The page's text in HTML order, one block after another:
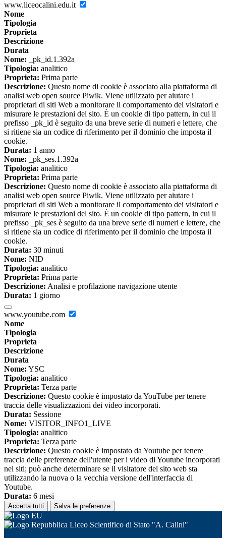
www.liceocalini.edu.it
Nome
Tipologia
Proprieta
Descrizione
Durata
Nome: _pk_id.1.392a
Tipologia: analitico
Proprieta: Prima parte
Descrizione: Questo nome di cookie è associato alla piattaforma di
analisi web open source Piwik. Viene utilizzato per aiutare i
proprietari di siti Web a monitorare il comportamento dei visitatori e
misurare le prestazioni del sito. È un cookie di tipo pattern, in cui il
prefisso _pk_id è seguito da una breve serie di numeri e lettere, che
si ritiene sia un codice di riferimento per il dominio che imposta il
cookie.
Durata: 1 anno
Nome: _pk_ses.1.392a
Tipologia: analitico
Proprieta: Prima parte
Descrizione: Questo nome di cookie è associato alla piattaforma di
analisi web open source Piwik. Viene utilizzato per aiutare i
proprietari di siti Web a monitorare il comportamento dei visitatori e
misurare le prestazioni del sito. È un cookie di tipo pattern, in cui il
prefisso _pk_ses è seguito da una breve serie di numeri e lettere, che
si ritiene sia un codice di riferimento per il dominio che imposta il
cookie.
Durata: 30 minuti
Nome: NID
Tipologia: analitico
Proprieta: Prima parte
Descrizione: Analisi e profilazione navigazione utente
Durata: 1 giorno
www.youtube.com
Nome
Tipologia
Proprieta
Descrizione
Durata
Nome: YSC
Tipologia: analitico
Proprieta: Terza parte
Descrizione: Questo cookie è impostato da YouTube per tenere
traccia delle visualizzazioni dei video incorporati.
Durata: Sessione
Nome: VISITOR_INFO1_LIVE
Tipologia: analitico
Proprieta: Terza parte
Descrizione: Questo cookie è impostato da Youtube per tenere
traccia delle preferenze dell'utente per i video di Youtube incorporati
nei siti; può anche determinare se il visitatore del sito web sta
utilizzando la nuova o la vecchia versione dell'interfaccia di
Youtube.
Durata: 6 mesi
Accetta tutti Salva le preferenze
Liceo Scientifico di Stato "A. Calini"